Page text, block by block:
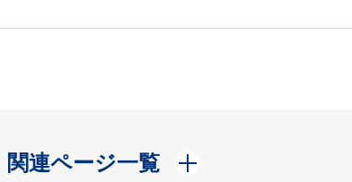
関連ページ一覧
開く